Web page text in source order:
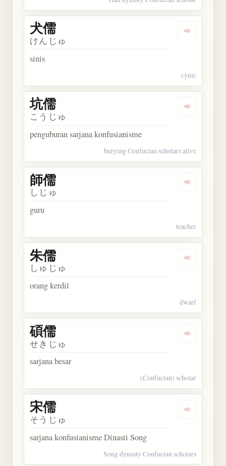
Dengarkan
犬儒
けんじゅ
sinis
cynic
Dengarkan
坑儒
こうじゅ
penguburan sarjana konfusianisme
burying Confucian scholars alive
Dengarkan
師儒
しじゅ
guru
teacher
Dengarkan
朱儒
しゅじゅ
orang kerdil
dwarf
Dengarkan
碩儒
せきじゅ
sarjana besar
(Confucian) scholar
Dengarkan
宋儒
そうじゅ
sarjana konfusianisme Dinasti Song
Song dynasty Confucian scholars